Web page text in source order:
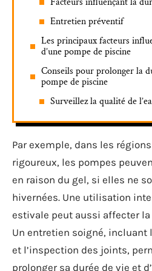
Entretien préventif
Les principaux facteurs
d’une pompe de piscine
Conseils pour prolonger la
pompe de piscine
Surveillez la qualité de
Par exemple, dans les
rigoureux, les pompes
en raison du gel, si elles ne
hivernées. Une utilisation
estivale peut aussi affecter
Un entretien soigné, incluant
et l’inspection des joints,
prolonger sa durée de vie et